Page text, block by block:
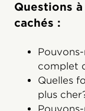
Questions
cachés :
complet
Quelles
plus